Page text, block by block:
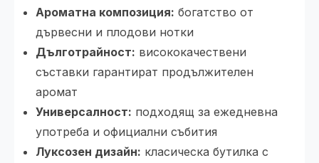
Ароматна композиция: богатство от
дървесни и плодови нотки
Дълготрайност: висококачествени
съставки гарантират продължителен
аромат
Универсалност: подходящ за ежедневна
употреба и официални събития
Луксозен дизайн: класическа бутилка с